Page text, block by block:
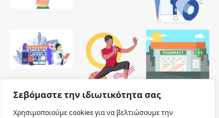
Σεβόμαστε την ιδιωτικότητα σας
Χρησιμοποιούμε cookies για να βελτιώσουμε την